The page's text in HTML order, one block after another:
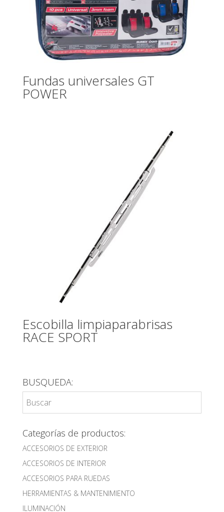
Fundas universales GT
POWER
Escobilla limpiaparabrisas
RACE SPORT
BUSQUEDA:
Categorías de productos:
ACCESORIOS DE EXTERIOR
ACCESORIOS DE INTERIOR
ACCESORIOS PARA RUEDAS
HERRAMIENTAS & MANTENIMIENTO
ILUMINACIÓN